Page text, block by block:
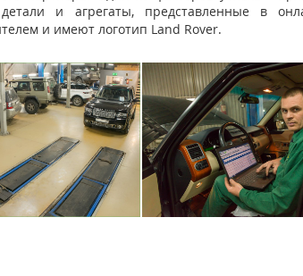
и агрегаты, представленные в
и имеют логотип Land Rover.